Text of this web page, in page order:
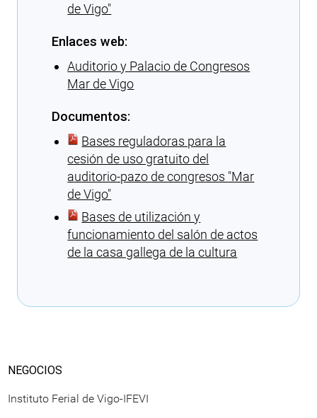
de Vigo″
Enlaces web:
Auditorio y Palacio de Congresos
Mar de Vigo
Documentos:
Bases reguladoras para la
cesión de uso gratuito del
auditorio-pazo de congresos ″Mar
de Vigo″
Bases de utilización y
funcionamiento del salón de actos
de la casa gallega de la cultura
NEGOCIOS
Instituto Ferial de Vigo-IFEVI